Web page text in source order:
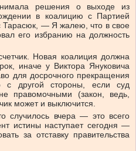
решения о выходе из
в коалицию с Партией
Тарасюк, — Я жалею, что в свое
его избранию на должность
Новая коалиция должна
иначе у Виктора Януковича
для досрочного прекращения
с другой стороны, если суд
правомочными (закон, ведь,
может и выключится.
случилось вчера — это всего
истины наступает сегодня —
за отставку правительства